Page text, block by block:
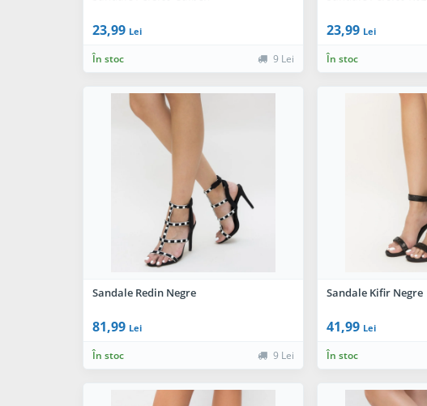
23,99 Lei
În stoc 9 Lei
23,99 Lei
În stoc
Sandale Redin Negre
81,99 Lei
În stoc 9 Lei
Sandale Kifir Negre
41,99 Lei
În stoc